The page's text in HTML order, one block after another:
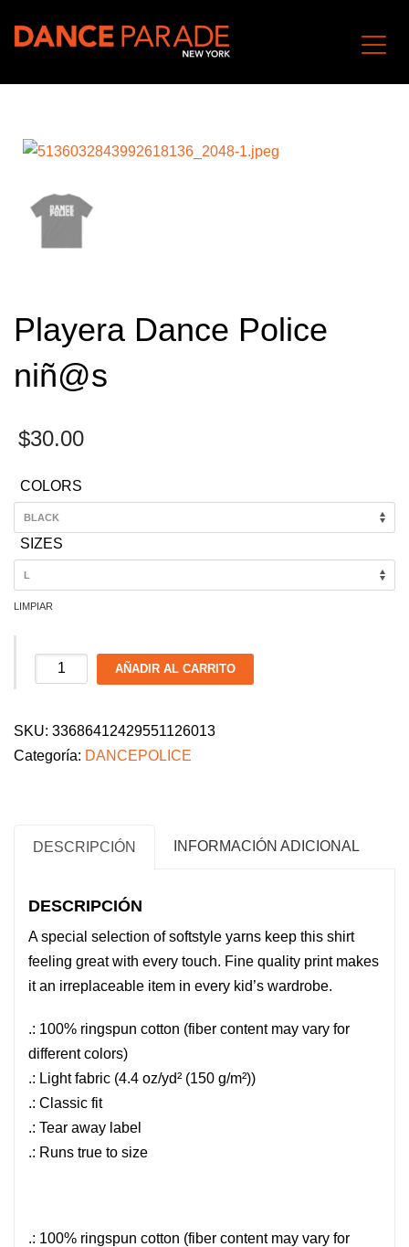
Playera Dance Police
niñ@s
$30.00
COLORS
SIZES
LIMPIAR
Dance
T-
Shirt
AÑADIR AL CARRITO
SKU: 33686412429551126013
Categoría: DANCEPOLICE
DESCRIPCIÓN INFORMACIÓN ADICIONAL
DESCRIPCIÓN
A special selection of softstyle yarns keep this shirt
feeling great with every touch. Fine quality print makes
it an irreplaceable item in every kid’s wardrobe.
.: 100% ringspun cotton (fiber content may vary for
different colors)
.: Light fabric (4.4 oz/yd² (150 g/m²))
.: Classic fit
.: Tear away label
.: Runs true to size
.: 100% ringspun cotton (fiber content may vary for